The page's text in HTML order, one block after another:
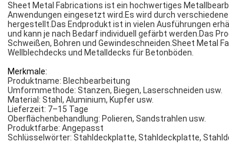
Sheet Metal Fabrications ist ein hochwertiges
Anwendungen eingesetzt wird.Es wird durch
hergestellt.Das Endprodukt ist in vielen Ausführungen
und kann je nach Bedarf individuell gefärbt werden.Das
Schweißen, Bohren und Gewindeschneiden.Sheet Metal
Wellblechdecks und Metalldecks für Betonböden.
Merkmale:
Produktname: Blechbearbeitung
Umformmethode: Stanzen, Biegen, Laserschneiden usw.
Material: Stahl, Aluminium, Kupfer usw.
Lieferzeit: 7–15 Tage
Oberflächenbehandlung: Polieren, Sandstrahlen usw.
Produktfarbe: Angepasst
Schlüsselwörter: Stahldeckplatte, Stahldeckplatte,